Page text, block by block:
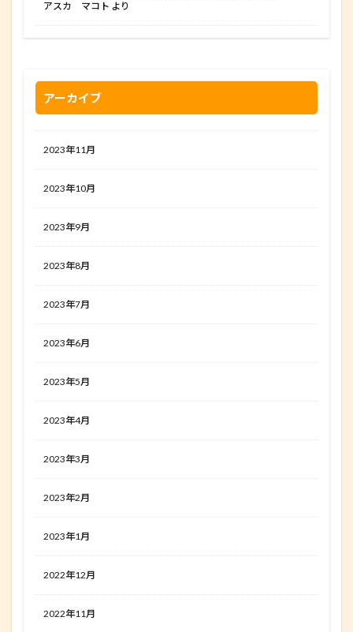
アスカ マコト より
アーカイブ
2023年11月
2023年10月
2023年9月
2023年8月
2023年7月
2023年6月
2023年5月
2023年4月
2023年3月
2023年2月
2023年1月
2022年12月
2022年11月